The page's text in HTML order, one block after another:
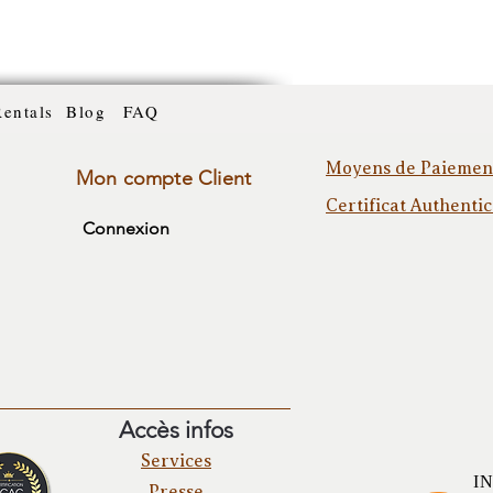
Blog FAQ
Mon compte Client
Connexion
Moyens de
Certificat
Accès infos
Services